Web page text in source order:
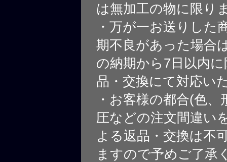
は無加工の物に限り
・万が一お送りした
期不良があった場合
の納期から7日以内
品・交換にて対応い
・お客様の都合(色、
圧などの注文間違い
よる返品・交換は不
ますので予めご了承